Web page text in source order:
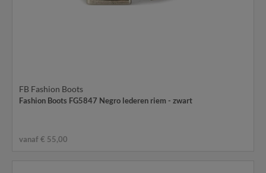
FB Fashion Boots
Fashion Boots FG5847 Negro lederen riem - zwart
vanaf € 55,00